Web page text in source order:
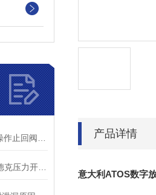
产品详情
意大利ATOS数字